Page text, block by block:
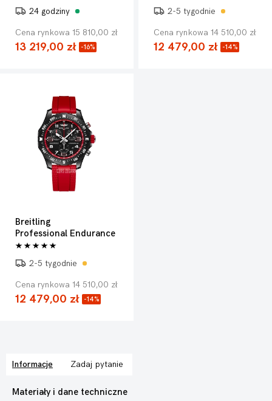
24 godziny
Cena rynkowa 15 810,00 zł
13 219,00 zł -16%
2-5 tygodnie
Cena rynkowa 14 510,00 zł
12 479,00 zł -14%
Breitling
Professional Endurance
2-5 tygodnie
Cena rynkowa 14 510,00 zł
12 479,00 zł -14%
Informacje Zadaj pytanie
Materiały i dane techniczne